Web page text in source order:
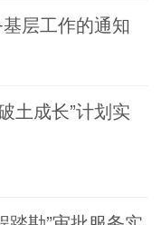
层工作的通知
土成长”计划实